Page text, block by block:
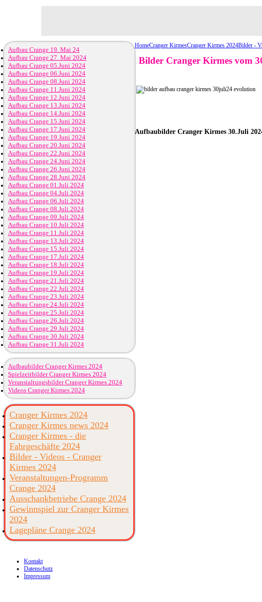
HomeCranger KirmesCranger Kirmes 2024Bilder -
Bilder Cranger Kirmes vom
AufbaubilderCranger Kirmes 30.Juli
Aufbau Crange 19. Mai 24
Aufbau Crange 27. Mai 2024
Aufbau Crange 05.Juni 2024
Aufbau Crange 06.Juni 2024
Aufbau Crange 08.Juni 2024
Aufbau Crange 11.Juni 2024
Aufbau Crange 12.Juni 2024
Aufbau Crange 13.Juni 2024
Aufbau Crange 14.Juni 2024
Aufbau Crange 15.Juni 2024
Aufbau Crange 17.Juni 2024
Aufbau Crange 19.Juni 2024
Aufbau Crange 20.Juni 2024
Aufbau Crange 22.Juni 2024
Aufbau Crange 24.Juni 2024
Aufbau Crange 26.Juni 2024
Aufbau Crange 28.Juni 2024
Aufbau Crange 01.Juli 2024
Aufbau Crange 04.Juli 2024
Aufbau Crange 06.Juli 2024
Aufbau Crange 08.Juli 2024
Aufbau Crange 09.Juli 2024
Aufbau Crange 10.Juli 2024
Aufbau Crange 11.Juli 2024
Aufbau Crange 13.Juli 2024
Aufbau Crange 15.Juli 2024
Aufbau Crange 17.Juli 2024
Aufbau Crange 18.Juli 2024
Aufbau Crange 19.Juli 2024
Aufbau Crange 21.Juli 2024
Aufbau Crange 22.Juli 2024
Aufbau Crange 23.Juli 2024
Aufbau Crange 24.Juli 2024
Aufbau Crange 25.Juli 2024
Aufbau Crange 26.Juli 2024
Aufbau Crange 29.Juli 2024
Aufbau Crange 30.Juli 2024
Aufbau Crange 31.Juli 2024
Aufbaubilder Cranger Kirmes 2024
Spielzeitbilder Cranger Kirmes 2024
Veranstaltungsbilder Cranger Kirmes 2024
Videos Cranger Kirmes 2024
Cranger Kirmes 2024
Cranger Kirmes news 2024
Cranger Kirmes - die
Fahrgeschäfte 2024
Bilder - Videos - Cranger
Kirmes 2024
Veranstaltungen-Programm
Crange 2024
Ausschankbetriebe Crange 2024
Gewinnspiel zur Cranger Kirmes
2024
Lagepläne Crange 2024
Kontakt
Datenschutz
Impressum